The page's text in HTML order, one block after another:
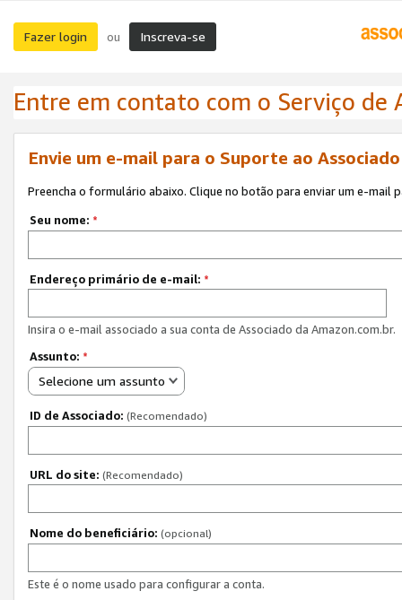
Fazer login ou Inscreva-se
Entre em contato com o Serviço de
Envie um e-mail para o Suporte ao
Preencha o formulário abaixo. Clique no botão para enviar um e-mail
Seu nome: *
Endereço primário de e-mail: *
Insira o e-mail associado a sua conta de Associado da Amazon.com.br.
Assunto: *
Selecione um assunto
ID de Associado: (Recomendado)
URL do site: (Recomendado)
Nome do beneficiário: (opcional)
Este é o nome usado para configurar a conta.